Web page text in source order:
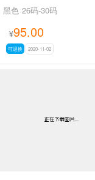
黑色 26码-30码
¥95.00
可退换 2020-11-02